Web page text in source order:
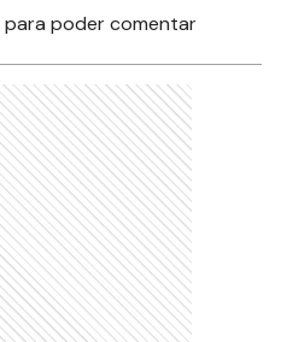
para poder comentar